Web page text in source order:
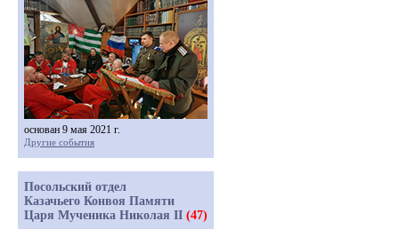
основан 9 мая 2021 г.
Другие события
Посольский отдел
Казачьего Конвоя Памяти
Царя Мученика Николая II (47)